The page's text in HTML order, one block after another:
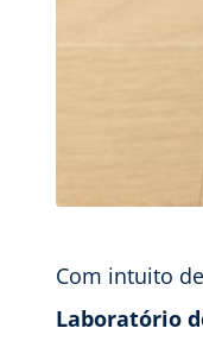
Com intuito
Laboratório